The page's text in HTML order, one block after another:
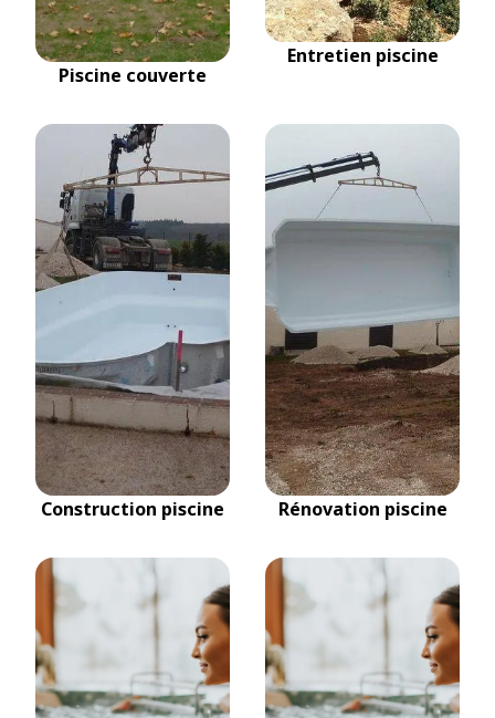
Piscine couverte
Entretien piscine
Construction piscine Rénovation piscine